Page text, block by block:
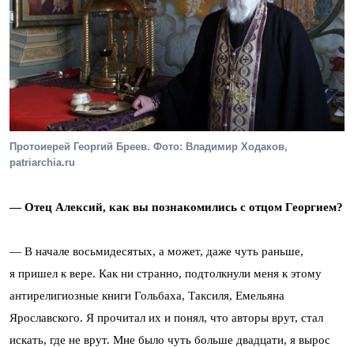
Протоиерей Георгий Бреев. Фото: Владимир Ходаков,
patriarchia.ru
— Отец Алексий, как вы познакомились с отцом Георгием?
— В начале восьмидесятых, а может, даже чуть раньше,
я пришел к вере. Как ни странно, подтолкнули меня к этому
антирелигиозные книги Гольбаха, Таксиля, Емельяна
Ярославского. Я прочитал их и понял, что авторы врут, стал
искать, где не врут. Мне было чуть больше двадцати, я вырос